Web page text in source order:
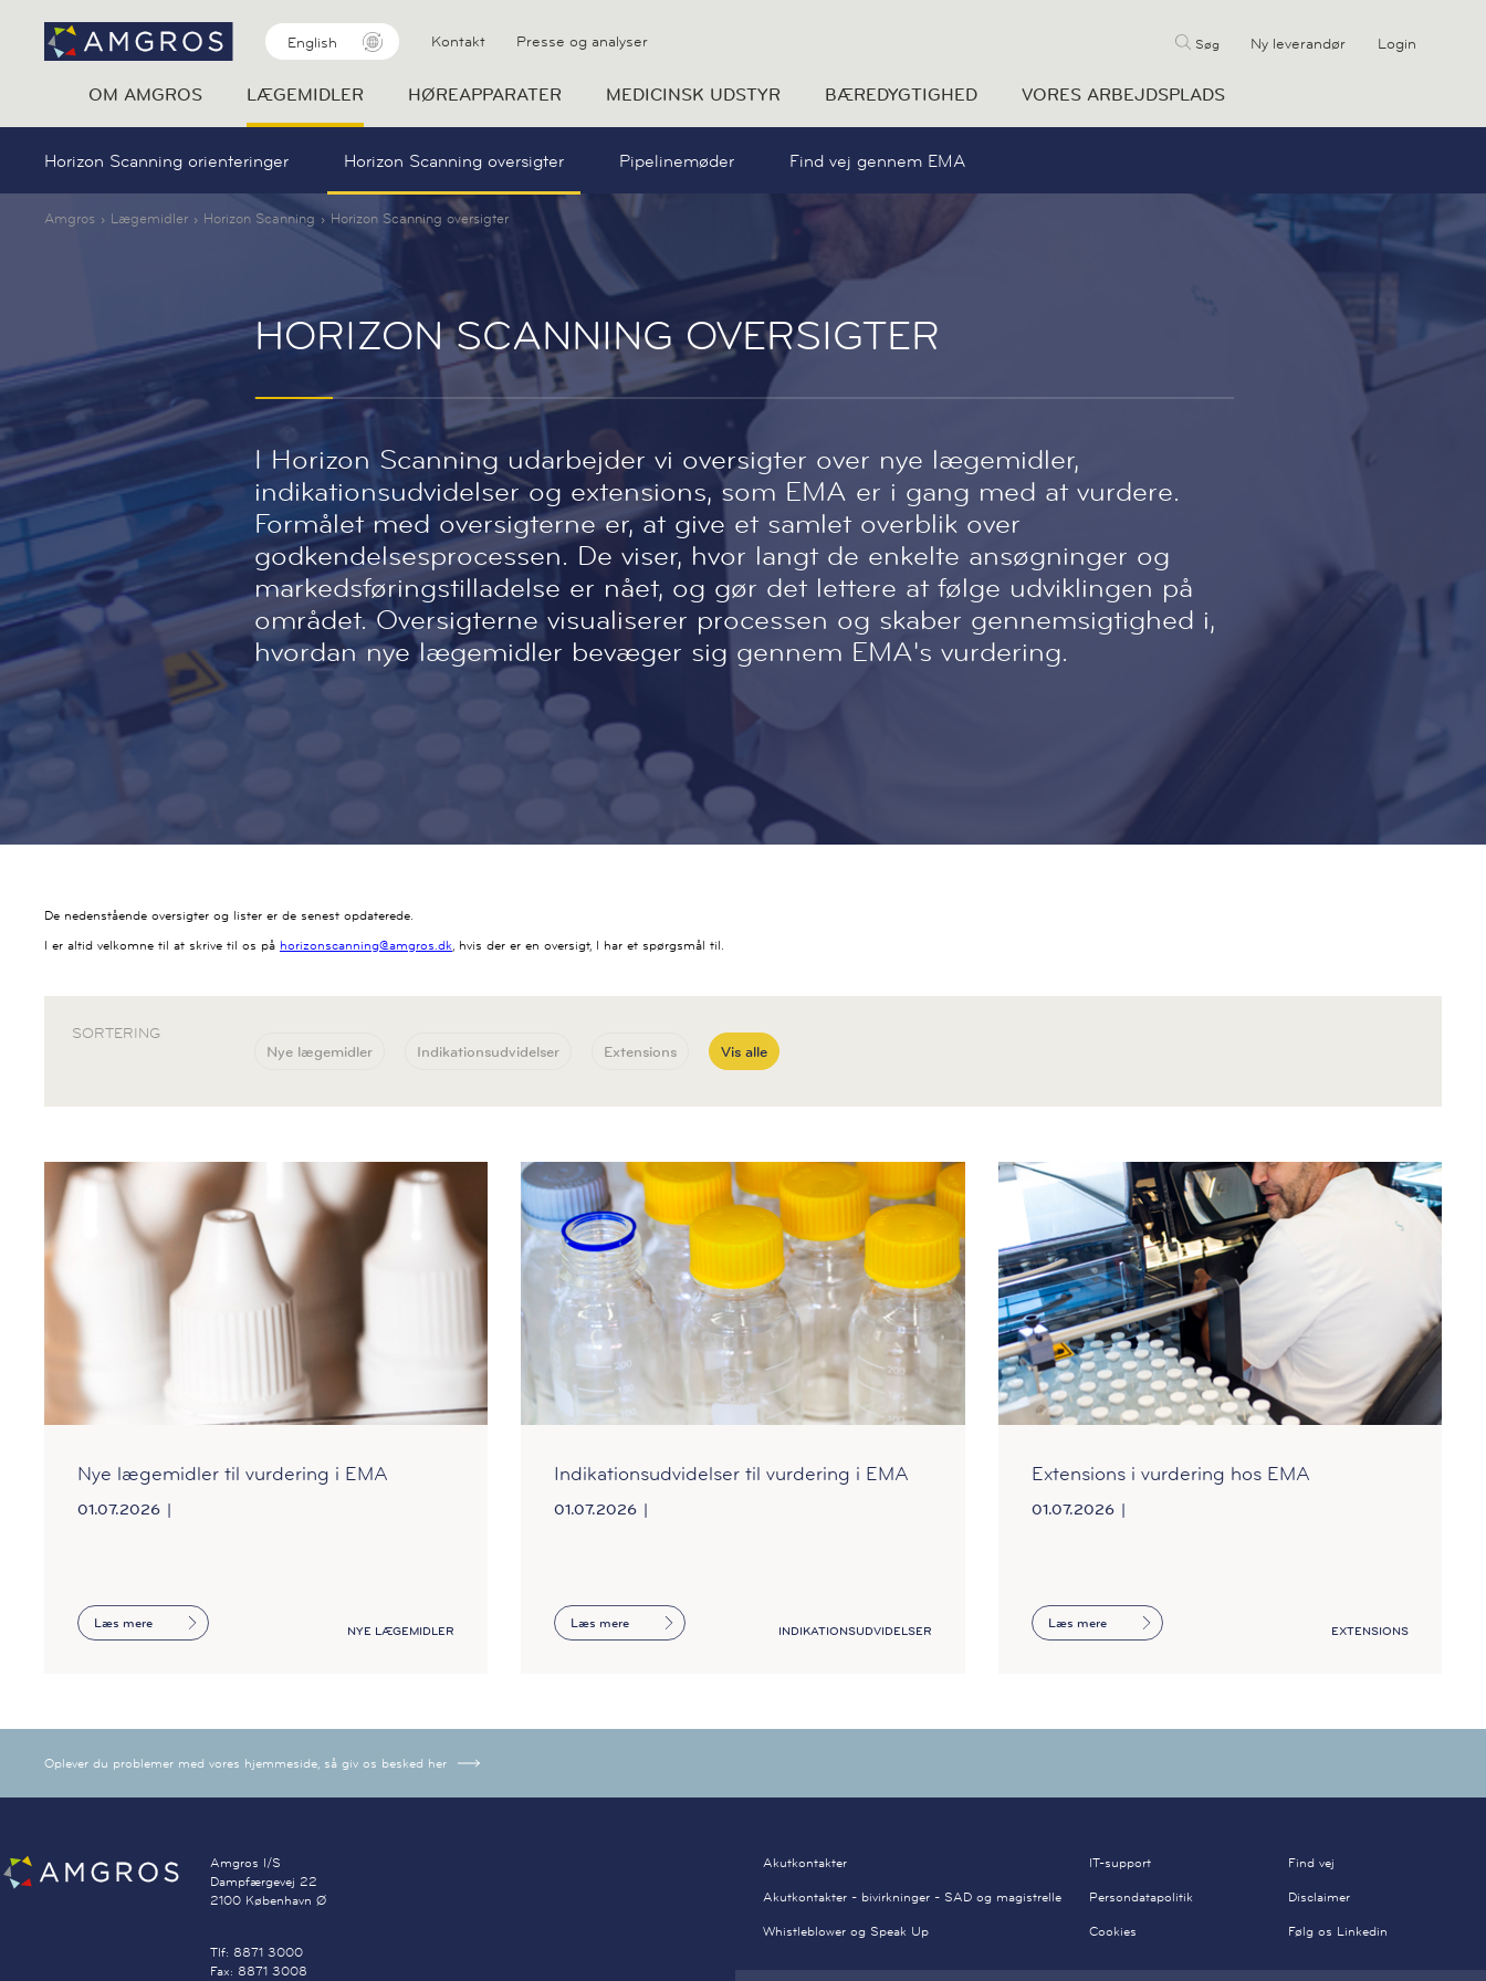
English Kontakt Presse og analyser Søg Ny leverandør Login
OM AMGROS LÆGEMIDLER HØREAPPARATER MEDICINSK UDSTYR BÆREDYGTIGHED VORES ARBEJDSPLADS
Horizon Scanning orienteringer Horizon Scanning oversigter Pipelinemøder Find vej gennem EMA
Amgros Lægemidler Horizon Scanning Horizon Scanning oversigter
HORIZON SCANNING OVERSIGTER
I Horizon Scanning udarbejder vi oversigter over nye lægemidler,
indikationsudvidelser og extensions, som EMA er i gang med at vurdere.
Formålet med oversigterne er, at give et samlet overblik over
godkendelsesprocessen. De viser, hvor langt de enkelte ansøgninger og
markedsføringstilladelse er nået, og gør det lettere at følge udviklingen på
området. Oversigterne visualiserer processen og skaber gennemsigtighed i,
hvordan nye lægemidler bevæger sig gennem EMA's vurdering.
De nedenstående oversigter og lister er de senest opdaterede.
I er altid velkomne til at skrive til os på horizonscanning@amgros.dk, hvis der er en oversigt, I har et spørgsmål til.
SORTERING
Nye lægemidler
Indikationsudvidelser Extensions Vis alle
Nye lægemidler til vurdering i EMA
01.07.2026
Læs mere NYE LÆGEMIDLER
Indikationsudvidelser til vurdering i EMA
01.07.2026
Læs mere INDIKATIONSUDVIDELSER
Extensions i vurdering hos EMA
01.07.2026
Læs mere EXTENSIONS
Oplever du problemer med vores hjemmeside, så giv os besked her
Amgros I/S
Dampfærgevej 22
2100 København Ø
Tlf: 8871 3000
Fax: 8871 3008
Akutkontakter
Akutkontakter - bivirkninger - SAD og magistrelle
Whistleblower og Speak Up
IT-support
Persondatapolitik
Cookies
Find vej
Disclaimer
Følg os Linkedin